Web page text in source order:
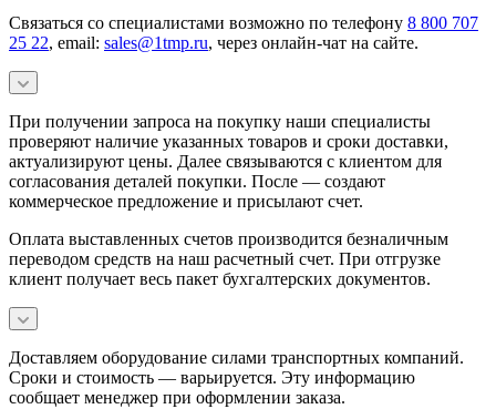
Связаться со специалистами возможно по телефону 8 800 707
25 22, email: sales@1tmp.ru, через онлайн-чат на сайте.
При получении запроса на покупку наши специалисты
проверяют наличие указанных товаров и сроки доставки,
актуализируют цены. Далее связываются с клиентом для
согласования деталей покупки. После — создают
коммерческое предложение и присылают счет.
Оплата выставленных счетов производится безналичным
переводом средств на наш расчетный счет. При отгрузке
клиент получает весь пакет бухгалтерских документов.
Доставляем оборудование силами транспортных компаний.
Сроки и стоимость — варьируется. Эту информацию
сообщает менеджер при оформлении заказа.